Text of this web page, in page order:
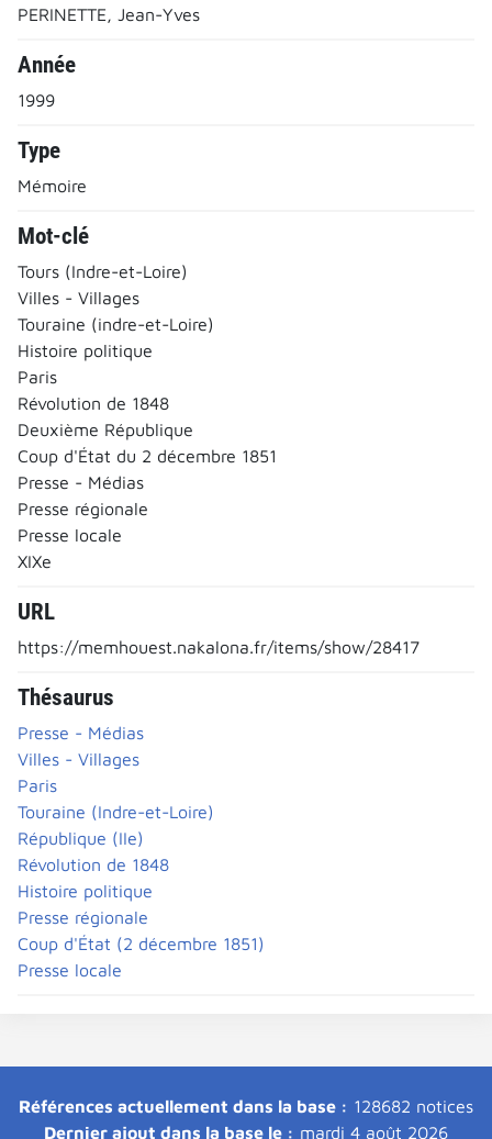
PERINETTE, Jean-Yves
Année
1999
Type
Mémoire
Mot-clé
Tours (Indre-et-Loire)
Villes - Villages
Touraine (indre-et-Loire)
Histoire politique
Paris
Révolution de 1848
Deuxième République
Coup d'État du 2 décembre 1851
Presse - Médias
Presse régionale
Presse locale
XIXe
URL
https://memhouest.nakalona.fr/items/show/28417
Thésaurus
Presse - Médias
Villes - Villages
Paris
Touraine (Indre-et-Loire)
République (IIe)
Révolution de 1848
Histoire politique
Presse régionale
Coup d'État (2 décembre 1851)
Presse locale
Références actuellement dans la base : 128682 notices
Dernier ajout dans la base le : mardi 4 août 2026